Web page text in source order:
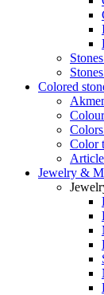
Colored
Color
Jewelry &